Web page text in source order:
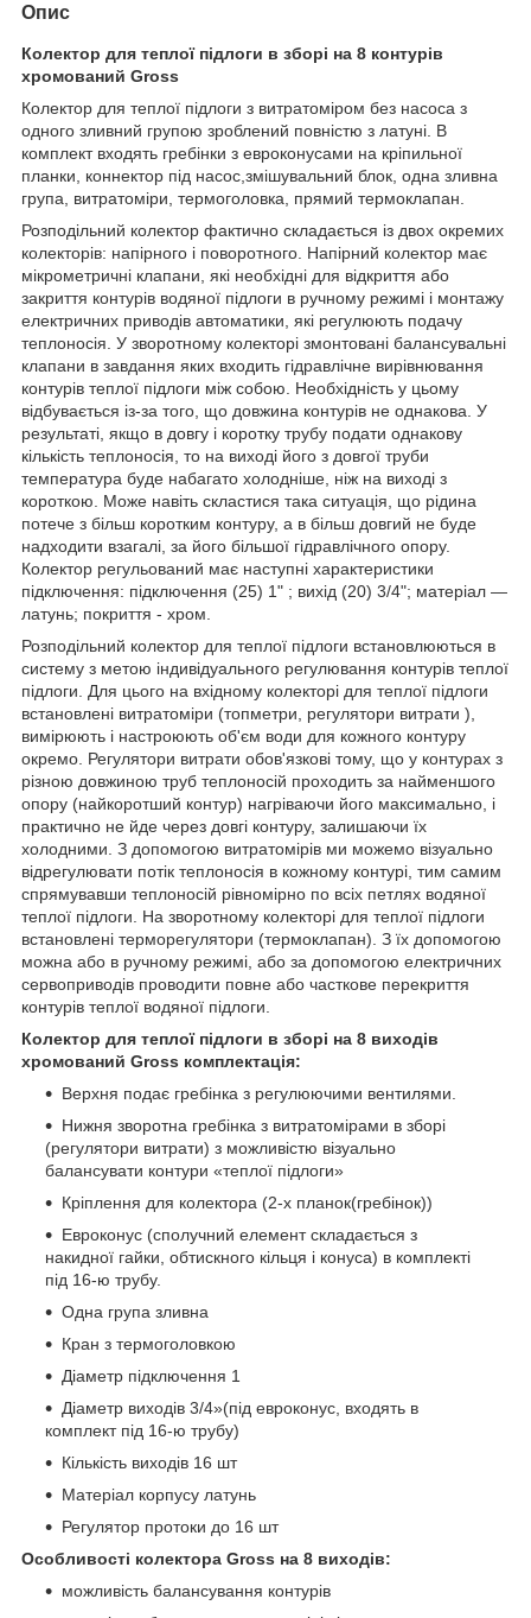
Опис
Колектор для теплої підлоги в зборі на 8 контурів
хромований Gross
Колектор для теплої підлоги з витратоміром без насоса з
одного зливний групою зроблений повністю з латуні. В
комплект входять гребінки з евроконусами на кріпильної
планки, коннектор під насос,змішувальний блок, одна зливна
група, витратоміри, термоголовка, прямий термоклапан.
Розподільний колектор фактично складається із двох окремих
колекторів: напірного і поворотного. Напірний колектор має
мікрометричні клапани, які необхідні для відкриття або
закриття контурів водяної підлоги в ручному режимі і монтажу
електричних приводів автоматики, які регулюють подачу
теплоносія. У зворотному колекторі змонтовані балансувальні
клапани в завдання яких входить гідравлічне вирівнювання
контурів теплої підлоги між собою. Необхідність у цьому
відбувається із-за того, що довжина контурів не однакова. У
результаті, якщо в довгу і коротку трубу подати однакову
кількість теплоносія, то на виході його з довгої труби
температура буде набагато холодніше, ніж на виході з
короткою. Може навіть скластися така ситуація, що рідина
потече з більш коротким контуру, а в більш довгий не буде
надходити взагалі, за його більшої гідравлічного опору.
Колектор регульований має наступні характеристики
підключення: підключення (25) 1" ; вихід (20) 3/4"; матеріал ―
латунь; покриття - хром.
Розподільний колектор для теплої підлоги встановлюються в
систему з метою індивідуального регулювання контурів теплої
підлоги. Для цього на вхідному колекторі для теплої підлоги
встановлені витратоміри (топметри, регулятори витрати ),
вимірюють і настроюють об'єм води для кожного контуру
окремо. Регулятори витрати обов'язкові тому, що у контурах з
різною довжиною труб теплоносій проходить за найменшого
опору (найкоротший контур) нагріваючи його максимально, і
практично не йде через довгі контуру, залишаючи їх
холодними. З допомогою витратомірів ми можемо візуально
відрегулювати потік теплоносія в кожному контурі, тим самим
спрямувавши теплоносій рівномірно по всіх петлях водяної
теплої підлоги. На зворотному колекторі для теплої підлоги
встановлені терморегулятори (термоклапан). З їх допомогою
можна або в ручному режимі, або за допомогою електричних
сервоприводів проводити повне або часткове перекриття
контурів теплої водяної підлоги.
Колектор для теплої підлоги в зборі на 8 виходів
хромований Gross комплектація:
Верхня подає гребінка з регулюючими вентилями.
Нижня зворотна гребінка з витратомірами в зборі
(регулятори витрати) з можливістю візуально
балансувати контури «теплої підлоги»
Кріплення для колектора (2-х планок(гребінок))
Евроконус (сполучний елемент складається з
накидної гайки, обтискного кільця і конуса) в комплекті
під 16-ю трубу.
Одна група зливна
Кран з термоголовкою
Діаметр підключення 1
Діаметр виходів 3/4»(під евроконус, входять в
комплект під 16-ю трубу)
Кількість виходів 16 шт
Матеріал корпусу латунь
Регулятор протоки до 16 шт
Особливості колектора Gross на 8 виходів:
можливість балансування контурів